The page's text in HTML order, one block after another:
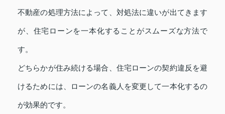
不動産の処理方法によって、対処法に違いが出てきます
が、住宅ローンを一本化することがスムーズな方法で
す。
どちらかが住み続ける場合、住宅ローンの契約違反を避
けるためには、ローンの名義人を変更して一本化するの
が効果的です。